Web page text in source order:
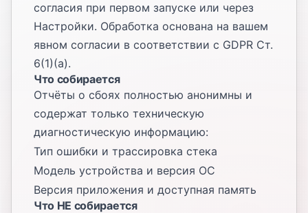
согласия при первом запуске или через
Настройки. Обработка основана на вашем
явном согласии в соответствии с GDPR Ст.
6(1)(a).
Что собирается
Отчёты о сбоях полностью анонимны и
содержат только техническую
диагностическую информацию:
Тип ошибки и трассировка стека
Модель устройства и версия ОС
Версия приложения и доступная память
Что НЕ собирается